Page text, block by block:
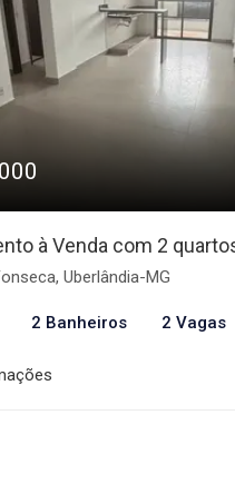
à Venda com 2
Uberlândia-MG
2 Banheiros 2 Vagas